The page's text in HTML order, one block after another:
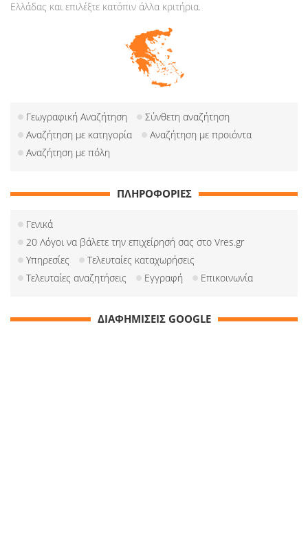
Ελλάδας και επιλέξτε κατόπιν άλλα κριτήρια.
Γεωγραφική Αναζήτηση
Σύνθετη αναζήτηση
Αναζήτηση με κατηγορία
Αναζήτηση με προιόντα
Αναζήτηση με πόλη
ΠΛΗΡΟΦΟΡΙΕΣ
Γενικά
20 Λόγοι να βάλετε την επιχείρησή σας στο Vres.gr
Υπηρεσίες
Τελευταίες καταχωρήσεις
Τελευταίες αναζητήσεις
Εγγραφή Επικοινωνία
ΔΙΑΦΗΜΙΣΕΙΣ GOOGLE